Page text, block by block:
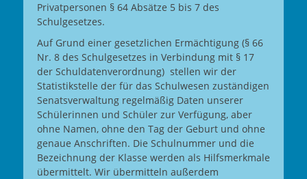
Privatpersonen § 64 Absätze 5 bis 7 des
Schulgesetzes.
Auf Grund einer gesetzlichen Ermächtigung (§ 66
Nr. 8 des Schulgesetzes in Verbindung mit § 17
der Schuldatenverordnung) stellen wir der
Statistikstelle der für das Schulwesen zuständigen
Senatsverwaltung regelmäßig Daten unserer
Schülerinnen und Schüler zur Verfügung, aber
ohne Namen, ohne den Tag der Geburt und ohne
genaue Anschriften. Die Schulnummer und die
Bezeichnung der Klasse werden als Hilfsmerkmale
übermittelt. Wir übermitteln außerdem